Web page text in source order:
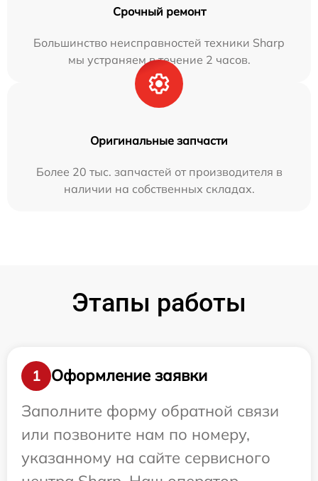
Срочный ремонт
Большинство неисправностей техники Sharp
мы устраняем в течение 2 часов.
Оригинальные запчасти
Более 20 тыс. запчастей от производителя в
наличии на собственных складах.
Этапы работы
1
Оформление заявки
Заполните форму обратной связи
или позвоните нам по номеру,
указанному на сайте сервисного